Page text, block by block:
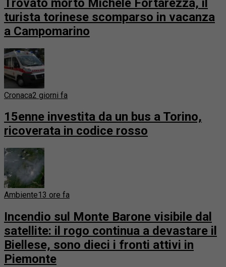
Trovato morto Michele Fortarezza, il
turista torinese scomparso in vacanza
a Campomarino
Cronaca2 giorni fa
15enne investita da un bus a Torino,
ricoverata in codice rosso
Ambiente13 ore fa
Incendio sul Monte Barone visibile dal
satellite: il rogo continua a devastare il
Biellese, sono dieci i fronti attivi in
Piemonte